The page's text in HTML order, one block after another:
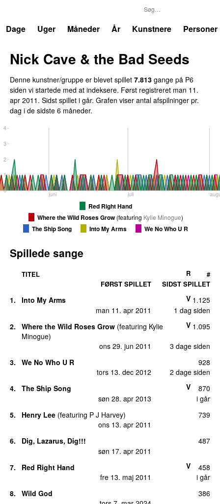
Dage
Uger Måneder År Kunstnere Personer
Nick Cave & the Bad Seeds
Denne kunstner/gruppe er blevet spillet 7.813 gange på P6
siden vi startede med at indeksere. Først registreret man 11.
apr 2011 . Sidst spillet i går. Grafen viser antal afspilninger pr.
dag i de sidste 6 måneder.
juni juli
0
1
2
3
4
Red Right Hand
Where the Wild Roses Grow(featuring Kylie Minogue)
The Ship Song Into My Arms We No Who U R
Spillede sange
TITEL
FØRST SPILLET
SIDST SPILLET
R #
1.
Into My Arms
man 11. apr 2011
1 dag siden
V 1.125
2. Where the Wild Roses Grow (featuring Kylie
Minogue)
ons 29. jun 2011
3 dage siden
V 1.095
3.
We No Who U R
tors 13. dec 2012
2 dage siden
928
4.
The Ship Song
søn 28. apr 2013
i går
V 870
5. Henry Lee (featuring P J Harvey)
ons 13. apr 2011
739
6.
Dig, Lazarus, Dig!!!
søn 17. apr 2011
487
7.
Red Right Hand
fre 13. maj 2011
i går
V 458
8.
Wild God
386